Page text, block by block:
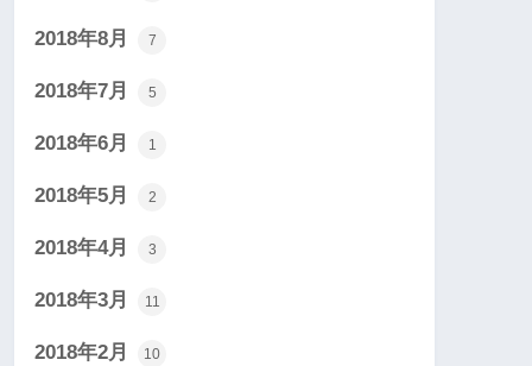
2018年8月 7
2018年7月 5
2018年6月 1
2018年5月 2
2018年4月 3
2018年3月 11
2018年2月 10